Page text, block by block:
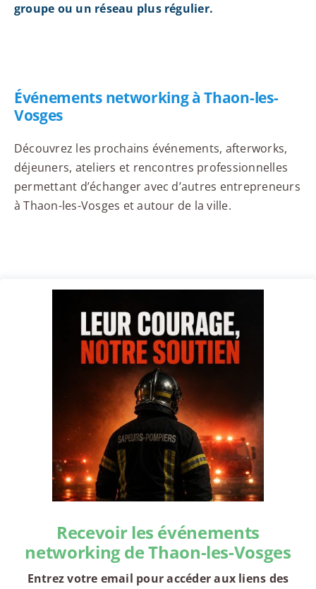
groupe ou un réseau plus régulier.
Événements networking à Thaon-les-
Vosges
Découvrez les prochains événements, afterworks,
déjeuners, ateliers et rencontres professionnelles
permettant d’échanger avec d’autres entrepreneurs
à Thaon-les-Vosges et autour de la ville.
Recevoir les événements
networking de Thaon-les-Vosges
Entrez votre email pour accéder aux liens des